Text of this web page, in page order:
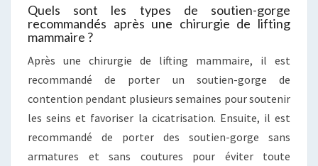
Quels sont les types de soutien-gorge
recommandés après une chirurgie de lifting
mammaire ?
Après une chirurgie de lifting mammaire, il est
recommandé de porter un soutien-gorge de
contention pendant plusieurs semaines pour soutenir
les seins et favoriser la cicatrisation. Ensuite, il est
recommandé de porter des soutien-gorge sans
armatures et sans coutures pour éviter toute